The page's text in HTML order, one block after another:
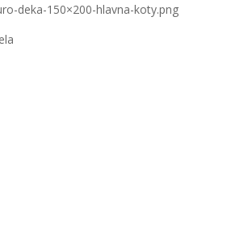
deka-150×200-hlavna-koty.png